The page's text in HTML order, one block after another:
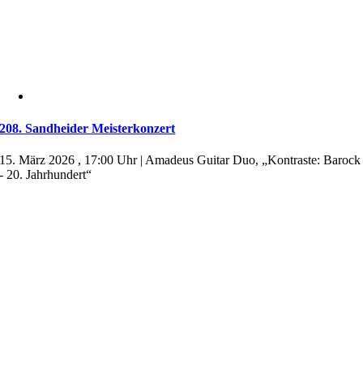
208. Sandheider Meisterkonzert
15. März 2026 , 17:00 Uhr | Amadeus Guitar Duo, „Kontraste: Barock
- 20. Jahrhundert“